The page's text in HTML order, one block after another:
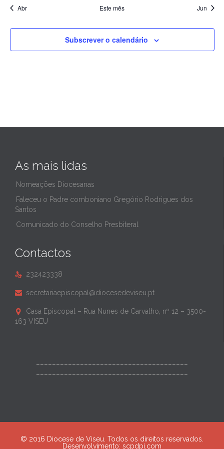
Abr Este mês Jun
Subscrever o calendário
As mais lidas
Nomeações Diocesanas
Faleceu o Padre comboniano Gregório Rodrigues dos
Santos
Comunicado do Conselho Presbiteral
Contactos
 232423338
 secretariaepiscopal@diocesedeviseu.pt

Casa Episcopal – Rua Nunes de Carvalho, nº 12 – 3500-
163 VISEU
© 2016 Diocese de Viseu. Todos os direitos reservados.
Desenvolvimento: scpdpi.com